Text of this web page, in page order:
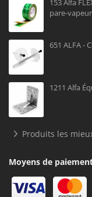
153 Alfa
pare-
651 ALFA -
1211 Alfa
Produits les
Moyens de